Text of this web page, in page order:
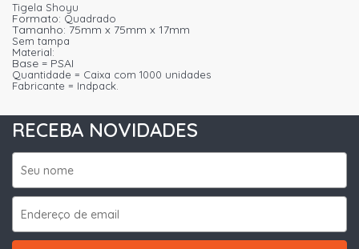
Tigela Shoyu
Formato: Quadrado
Tamanho: 75mm x 75mm x 17mm
Sem tampa
Material:
Base = PSAI
Quantidade = Caixa com 1000 unidades
Fabricante = Indpack.
RECEBA NOVIDADES